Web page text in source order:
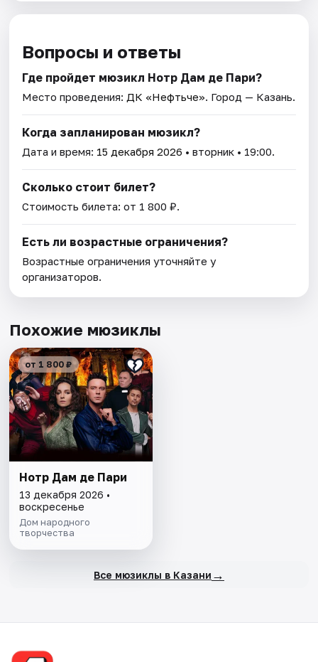
Вопросы и ответы
Где пройдет мюзикл Нотр Дам де Пари?
Место проведения: ДК «Нефтьче». Город — Казань.
Когда запланирован мюзикл?
Дата и время: 15 декабря 2026 • вторник • 19:00.
Сколько стоит билет?
Стоимость билета: от 1 800 ₽.
Есть ли возрастные ограничения?
Возрастные ограничения уточняйте у
организаторов.
Похожие мюзиклы
от 1 800 ₽
Нотр Дам де Пари
13 декабря 2026 •
воскресенье
Дом народного
творчества
Все мюзиклы в Казани →